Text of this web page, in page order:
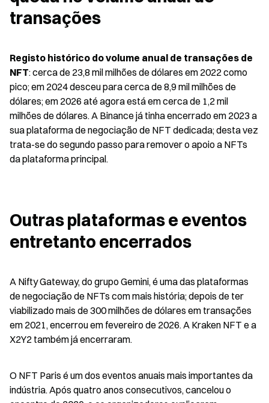
transações
Registo histórico do volume anual de transações de
NFT: cerca de 23,8 mil milhões de dólares em 2022 como
pico; em 2024 desceu para cerca de 8,9 mil milhões de
dólares; em 2026 até agora está em cerca de 1,2 mil
milhões de dólares. A Binance já tinha encerrado em 2023 a
sua plataforma de negociação de NFT dedicada; desta vez
trata-se do segundo passo para remover o apoio a NFTs
da plataforma principal.
Outras plataformas e eventos
entretanto encerrados
A Nifty Gateway, do grupo Gemini, é uma das plataformas
de negociação de NFTs com mais história; depois de ter
viabilizado mais de 300 milhões de dólares em transações
em 2021, encerrou em fevereiro de 2026. A Kraken NFT e a
X2Y2 também já encerraram.
O NFT Paris é um dos eventos anuais mais importantes da
indústria. Após quatro anos consecutivos, cancelou o